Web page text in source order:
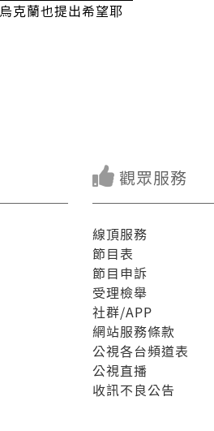
克蘭也提出希望耶
觀眾服務
線頂服務
節目表
節目申訴
受理檢舉
社群/APP
網站服務條款
公視各台頻道表
公視直播
收訊不良公告